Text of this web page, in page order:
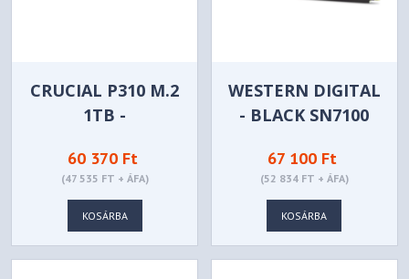
CRUCIAL P310 M.2
1TB -
60 370 Ft
(47 535 FT + ÁFA)
KOSÁRBA
WESTERN DIGITAL
- BLACK SN7100
WDS100T4X0E-
00CJA0
67 100 Ft
(52 834 FT + ÁFA)
KOSÁRBA